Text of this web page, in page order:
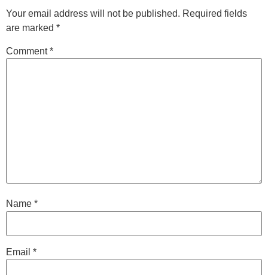
Your email address will not be published. Required fields
are marked *
Comment*
Name *
Email *